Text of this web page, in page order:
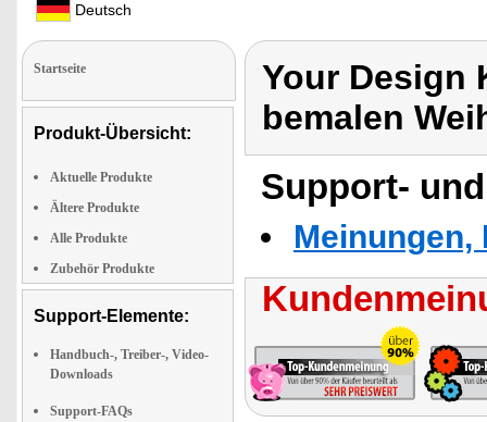
Deutsch
Startseite
Produkt-Übersicht:
Aktuelle Produkte
Ältere Produkte
Alle Produkte
Zubehör Produkte
Support-Elemente:
Handbuch-, Treiber-, Video-
Downloads
Support-FAQs
Your Design
bemalen
Support-